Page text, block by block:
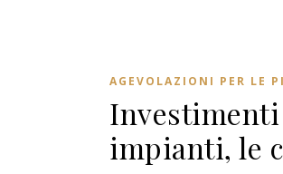
AGEVOLAZIONI PER LE
impianti, le